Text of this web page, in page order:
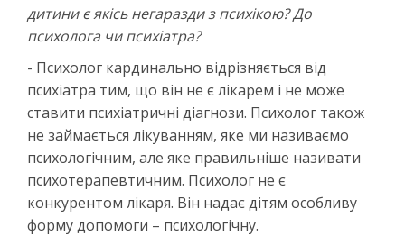
дитини є якісь негаразди з психікою? До
психолога чи психіатра?
- Психолог кардинально відрізняється від
психіатра тим, що він не є лікарем і не може
ставити психіатричні діагнози. Психолог також
не займається лікуванням, яке ми називаємо
психологічним, але яке правильніше називати
психотерапевтичним. Психолог не є
конкурентом лікаря. Він надає дітям особливу
форму допомоги – психологічну.